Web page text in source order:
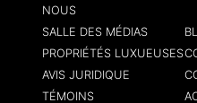
NOUS
SALLE DES MÉDIAS
PROPRIÉTÉS LUXUEUSES
AVIS JURIDIQUE
TÉMOINS